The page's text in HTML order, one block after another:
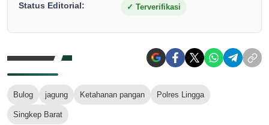
Status Editorial: ✓ Terverifikasi
Bulog jagung Ketahanan pangan Polres Lingga
Singkep Barat